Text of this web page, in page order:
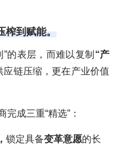
榨到赋能。
的表层，而难以复制 “产
链压缩，更在产业价值
成三重“精选”：
锁定具备变革意愿的长